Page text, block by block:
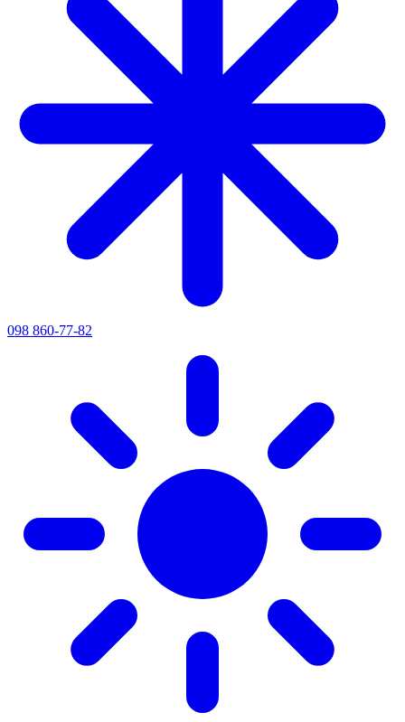
098 860-77-82